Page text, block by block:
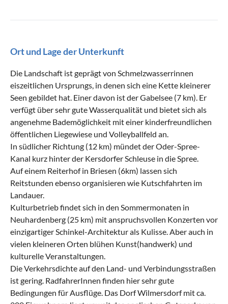
Ort und Lage der Unterkunft
Die Landschaft ist geprägt von Schmelzwasserrinnen
eiszeitlichen Ursprungs, in denen sich eine Kette kleinerer
Seen gebildet hat. Einer davon ist der Gabelsee (7 km). Er
verfügt über sehr gute Wasserqualität und bietet sich als
angenehme Bademöglichkeit mit einer kinderfreundlichen
öffentlichen Liegewiese und Volleyballfeld an.
In südlicher Richtung (12 km) mündet der Oder-Spree-
Kanal kurz hinter der Kersdorfer Schleuse in die Spree.
Auf einem Reiterhof in Briesen (6km) lassen sich
Reitstunden ebenso organisieren wie Kutschfahrten im
Landauer.
Kulturbetrieb findet sich in den Sommermonaten in
Neuhardenberg (25 km) mit anspruchsvollen Konzerten vor
einzigartiger Schinkel-Architektur als Kulisse. Aber auch in
vielen kleineren Orten blühen Kunst(handwerk) und
kulturelle Veranstaltungen.
Die Verkehrsdichte auf den Land- und Verbindungsstraßen
ist gering. RadfahrerInnen finden hier sehr gute
Bedingungen für Ausflüge. Das Dorf Wilmersdorf mit ca.